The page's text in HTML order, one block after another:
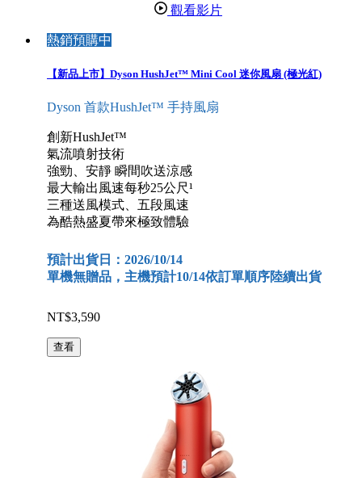
觀看影片
熱銷預購中
【新品上市】Dyson HushJet™ Mini Cool 迷你風扇 (極光紅)
Dyson 首款HushJet™ 手持風扇
創新HushJet™
氣流噴射技術
強勁、安靜 瞬間吹送涼感
最大輸出風速每秒25公尺¹
三種送風模式、五段風速
為酷熱盛夏帶來極致體驗
預計出貨日：2026/10/14
單機無贈品，主機預計10/14依訂單順序陸續出貨
NT$3,590
查看